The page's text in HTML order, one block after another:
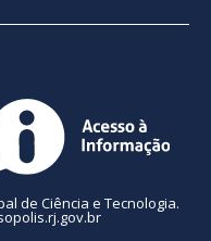
de Ciência e Tecnologia.